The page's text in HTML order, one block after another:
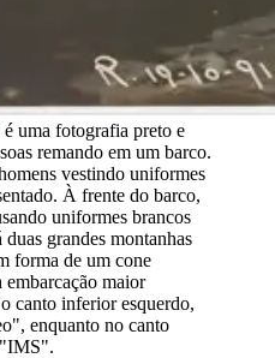
é uma fotografia preto e
remando em um barco.
vestindo uniformes
À frente do barco,
uniformes brancos
grandes montanhas
forma de um cone
maior
canto inferior esquerdo,
enquanto no canto
"IMS".